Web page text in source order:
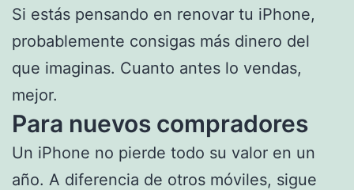
Si estás pensando en renovar tu iPhone,
probablemente consigas más dinero del
que imaginas. Cuanto antes lo vendas,
mejor.
Para nuevos compradores
Un iPhone no pierde todo su valor en un
año. A diferencia de otros móviles, sigue